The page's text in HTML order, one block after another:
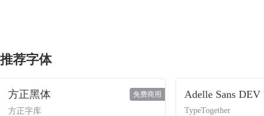
推荐字体
方正黑体
方正字库
免费商用 Adelle Sans DEV
TypeTogether